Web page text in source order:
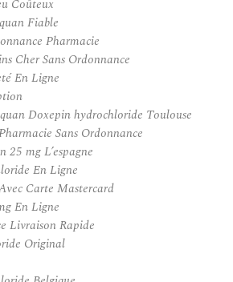
Coûteux
Fiable
Pharmacie
Cher Sans Ordonnance
En Ligne
Doxepin hydrochloride Toulouse
Sans Ordonnance
25 mg L’espagne
En Ligne
Carte Mastercard
En Ligne
Livraison Rapide
Original